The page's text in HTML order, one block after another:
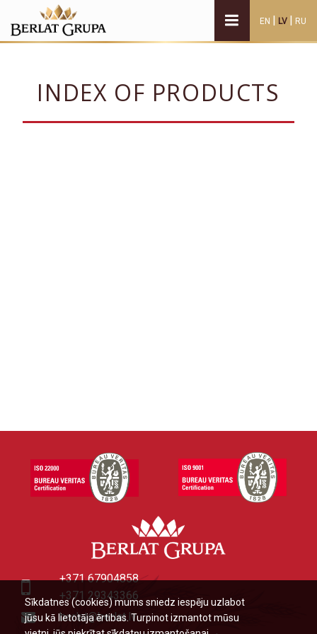
EN | LV | RU
INDEX OF PRODUCTS
+371 67904858
+371 29343366
berlat@berlat.lv
Sīkdatnes (cookies) mums sniedz iespēju uzlabot
jūsu kā lietotāja ērtibas. Turpinot izmantot mūsu